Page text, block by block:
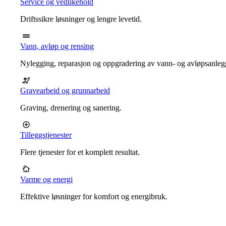
Driftssikre løsninger og lengre levetid.
Vann, avløp og rensing
Nylegging, reparasjon og oppgradering av vann- og
Gravearbeid og grunnarbeid
Graving, drenering og sanering.
Tilleggstjenester
Flere tjenester for et komplett resultat.
Varme og energi
Effektive løsninger for komfort og energibruk.